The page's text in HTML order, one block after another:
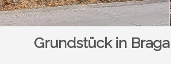
Grundstück in Braga